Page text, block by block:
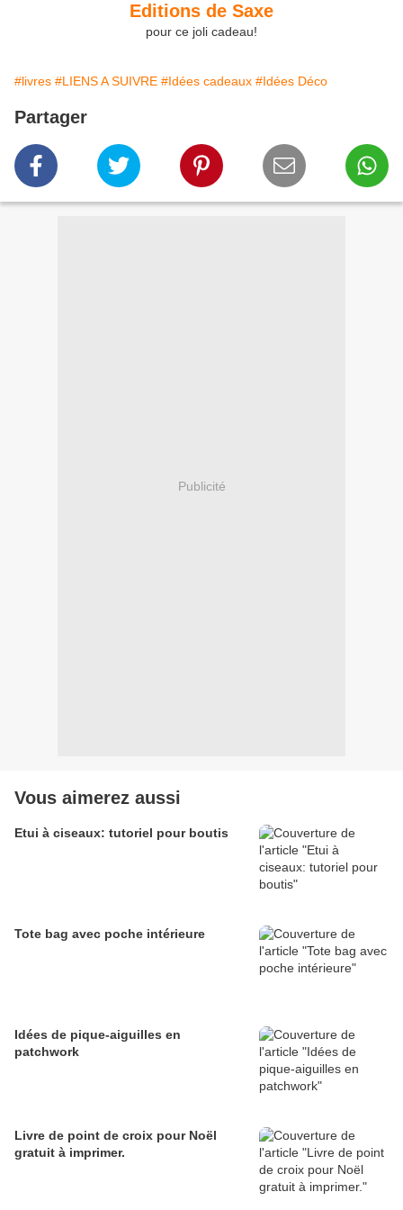
Editions de Saxe
pour ce joli cadeau!
#livres #LIENS A SUIVRE #Idées cadeaux #Idées Déco
Partager
Publicité
Vous aimerez aussi
Etui à ciseaux: tutoriel pour boutis
Tote bag avec poche intérieure
Idées de pique-aiguilles en
patchwork
Livre de point de croix pour Noël
gratuit à imprimer.